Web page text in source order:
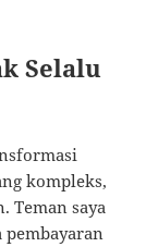
Selalu
kompleks,
Teman saya